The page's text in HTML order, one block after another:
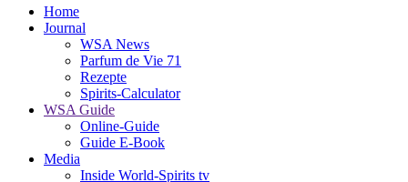
Home
Journal
WSA News
Parfum de Vie 71
Rezepte
Spirits-Calculator
WSA Guide
Online-Guide
Guide E-Book
Media
Inside World-Spirits tv